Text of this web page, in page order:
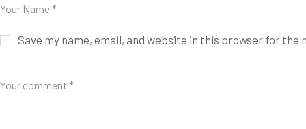
Save my name, email, and website in this browser for the